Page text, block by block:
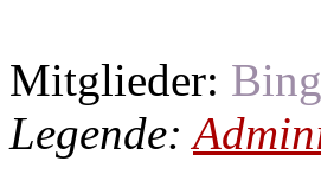
Mitglieder:
Legende: